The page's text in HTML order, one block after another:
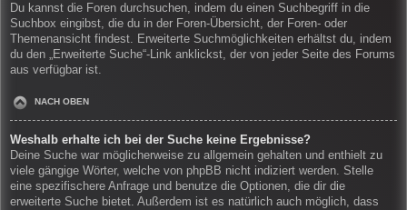
Du kannst die Foren durchsuchen, indem du einen Suchbegriff in die
Suchbox eingibst, die du in der Foren-Übersicht, der Foren- oder
Themenansicht findest. Erweiterte Suchmöglichkeiten erhältst du, indem
du den „Erweiterte Suche“-Link anklickst, der von jeder Seite des Forums
aus verfügbar ist.
NACH OBEN
Weshalb erhalte ich bei der Suche keine Ergebnisse?
Deine Suche war möglicherweise zu allgemein gehalten und enthielt zu
viele gängige Wörter, welche von phpBB nicht indiziert werden. Stelle
eine spezifischere Anfrage und benutze die Optionen, die dir die
erweiterte Suche bietet. Außerdem ist es natürlich auch möglich, dass